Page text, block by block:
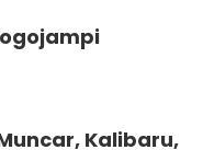
Kalibaru,